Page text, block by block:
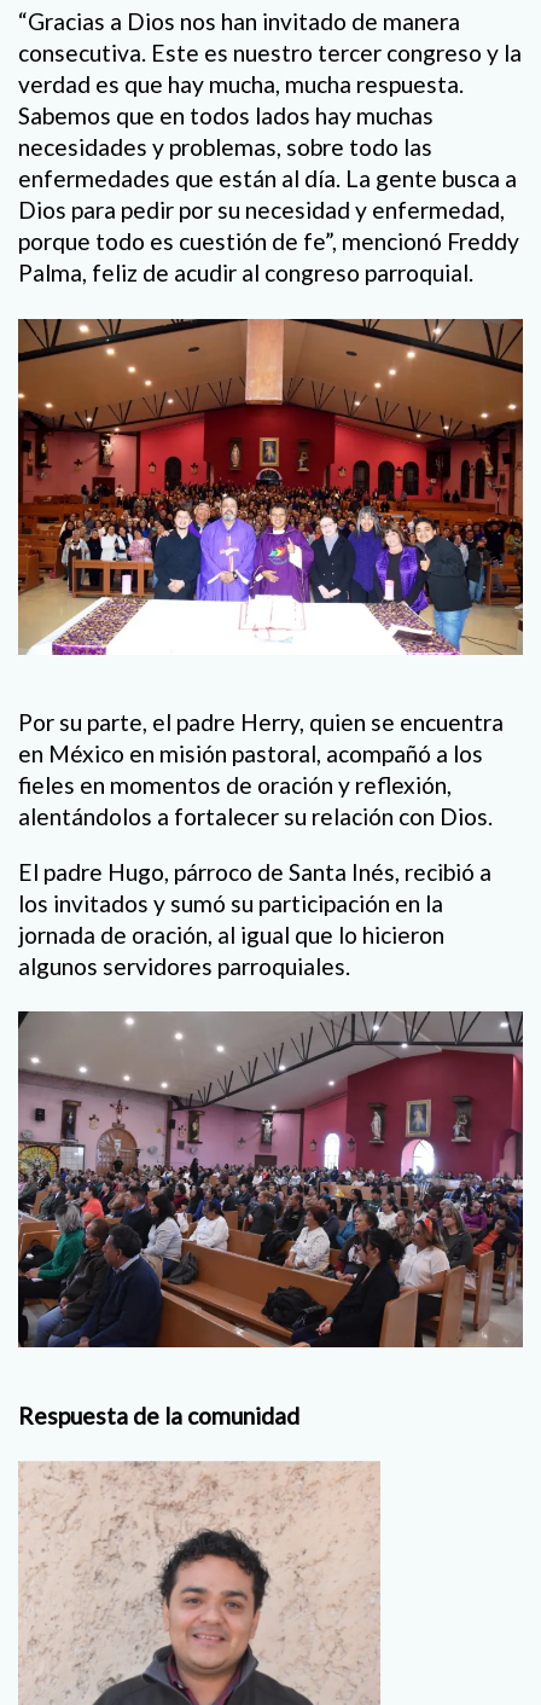
“Gracias a Dios nos han invitado de manera
consecutiva. Este es nuestro tercer congreso y la
verdad es que hay mucha, mucha respuesta.
Sabemos que en todos lados hay muchas
necesidades y problemas, sobre todo las
enfermedades que están al día. La gente busca a
Dios para pedir por su necesidad y enfermedad,
porque todo es cuestión de fe”, mencionó Freddy
Palma, feliz de acudir al congreso parroquial.
Por su parte, el padre Herry, quien se encuentra
en México en misión pastoral, acompañó a los
fieles en momentos de oración y reflexión,
alentándolos a fortalecer su relación con Dios.
El padre Hugo, párroco de Santa Inés, recibió a
los invitados y sumó su participación en la
jornada de oración, al igual que lo hicieron
algunos servidores parroquiales.
Respuesta de la comunidad